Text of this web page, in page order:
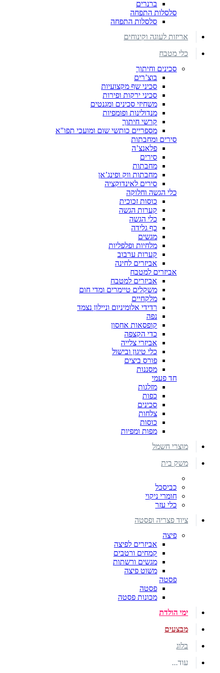
ברנרים
סלסלות התפחה
סלסלות התפחה
אריזות לעוגה וקינוחים
כלי מטבח
סכינים וחיתוך
בוצ’רים
סכיני שף מקצועיות
סכיני ירקות ופירות
משחיזי סכינים ומגנטים
מנדולינות ופומפיות
קרשי חיתוך
מספריים כותשי שום ומועכי תפו"א
סירים ומחבתות
פלאנצ’ה
סירים
מחבתות
מחבתות ווק ופינג’אן
סירים לאינדוקציה
כלי הגשה וחלוקה
כוסות זכוכית
קערות הגשה
כלי הגשה
כף גלידה
מגשים
מלחיות ופלפליות
קערות ערבוב
אביזרים לחינה
אביזרים למטבח
אביזרים למטבח
משקלים טיימרים ומדי חום
מלקחיים
רדידי אלומיניום וניילון נצמד
נפה
קופסאות אחסון
כדי הקצפה
אביזרי צלייה
כלי טיגון ובישול
פורס ביצים
מסננות
חד פעמי
מזלגות
כפות
סכינים
צלחות
כוסות
מפות ומפיות
מוצרי חשמל
משק בית
כביסכל
חומרי ניקוי
כלי עזר
ציוד פצריה ופסטה
פיצה
אביזרים לפיצה
קמחים ורטבים
מגשים ורשתות
משוט פיצה
פסטה
פסטה
מכונות פסטה
ימי הולדת
מבצעים
בלוג
עוד...